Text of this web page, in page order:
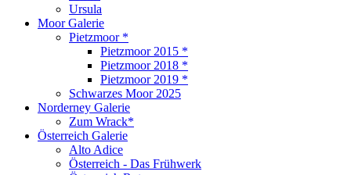
Ursula
Moor Galerie
Pietzmoor *
Pietzmoor 2015 *
Pietzmoor 2018 *
Pietzmoor 2019 *
Schwarzes Moor 2025
Norderney Galerie
Zum Wrack*
Österreich Galerie
Alto Adice
Österreich - Das Frühwerk